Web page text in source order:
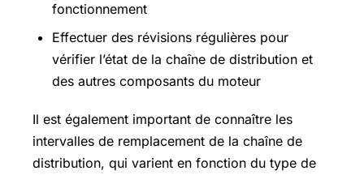
fonctionnement
Effectuer des révisions régulières pour
vérifier l’état de la chaîne de distribution et
des autres composants du moteur
Il est également important de connaître les
intervalles de remplacement de la chaîne de
distribution, qui varient en fonction du type de